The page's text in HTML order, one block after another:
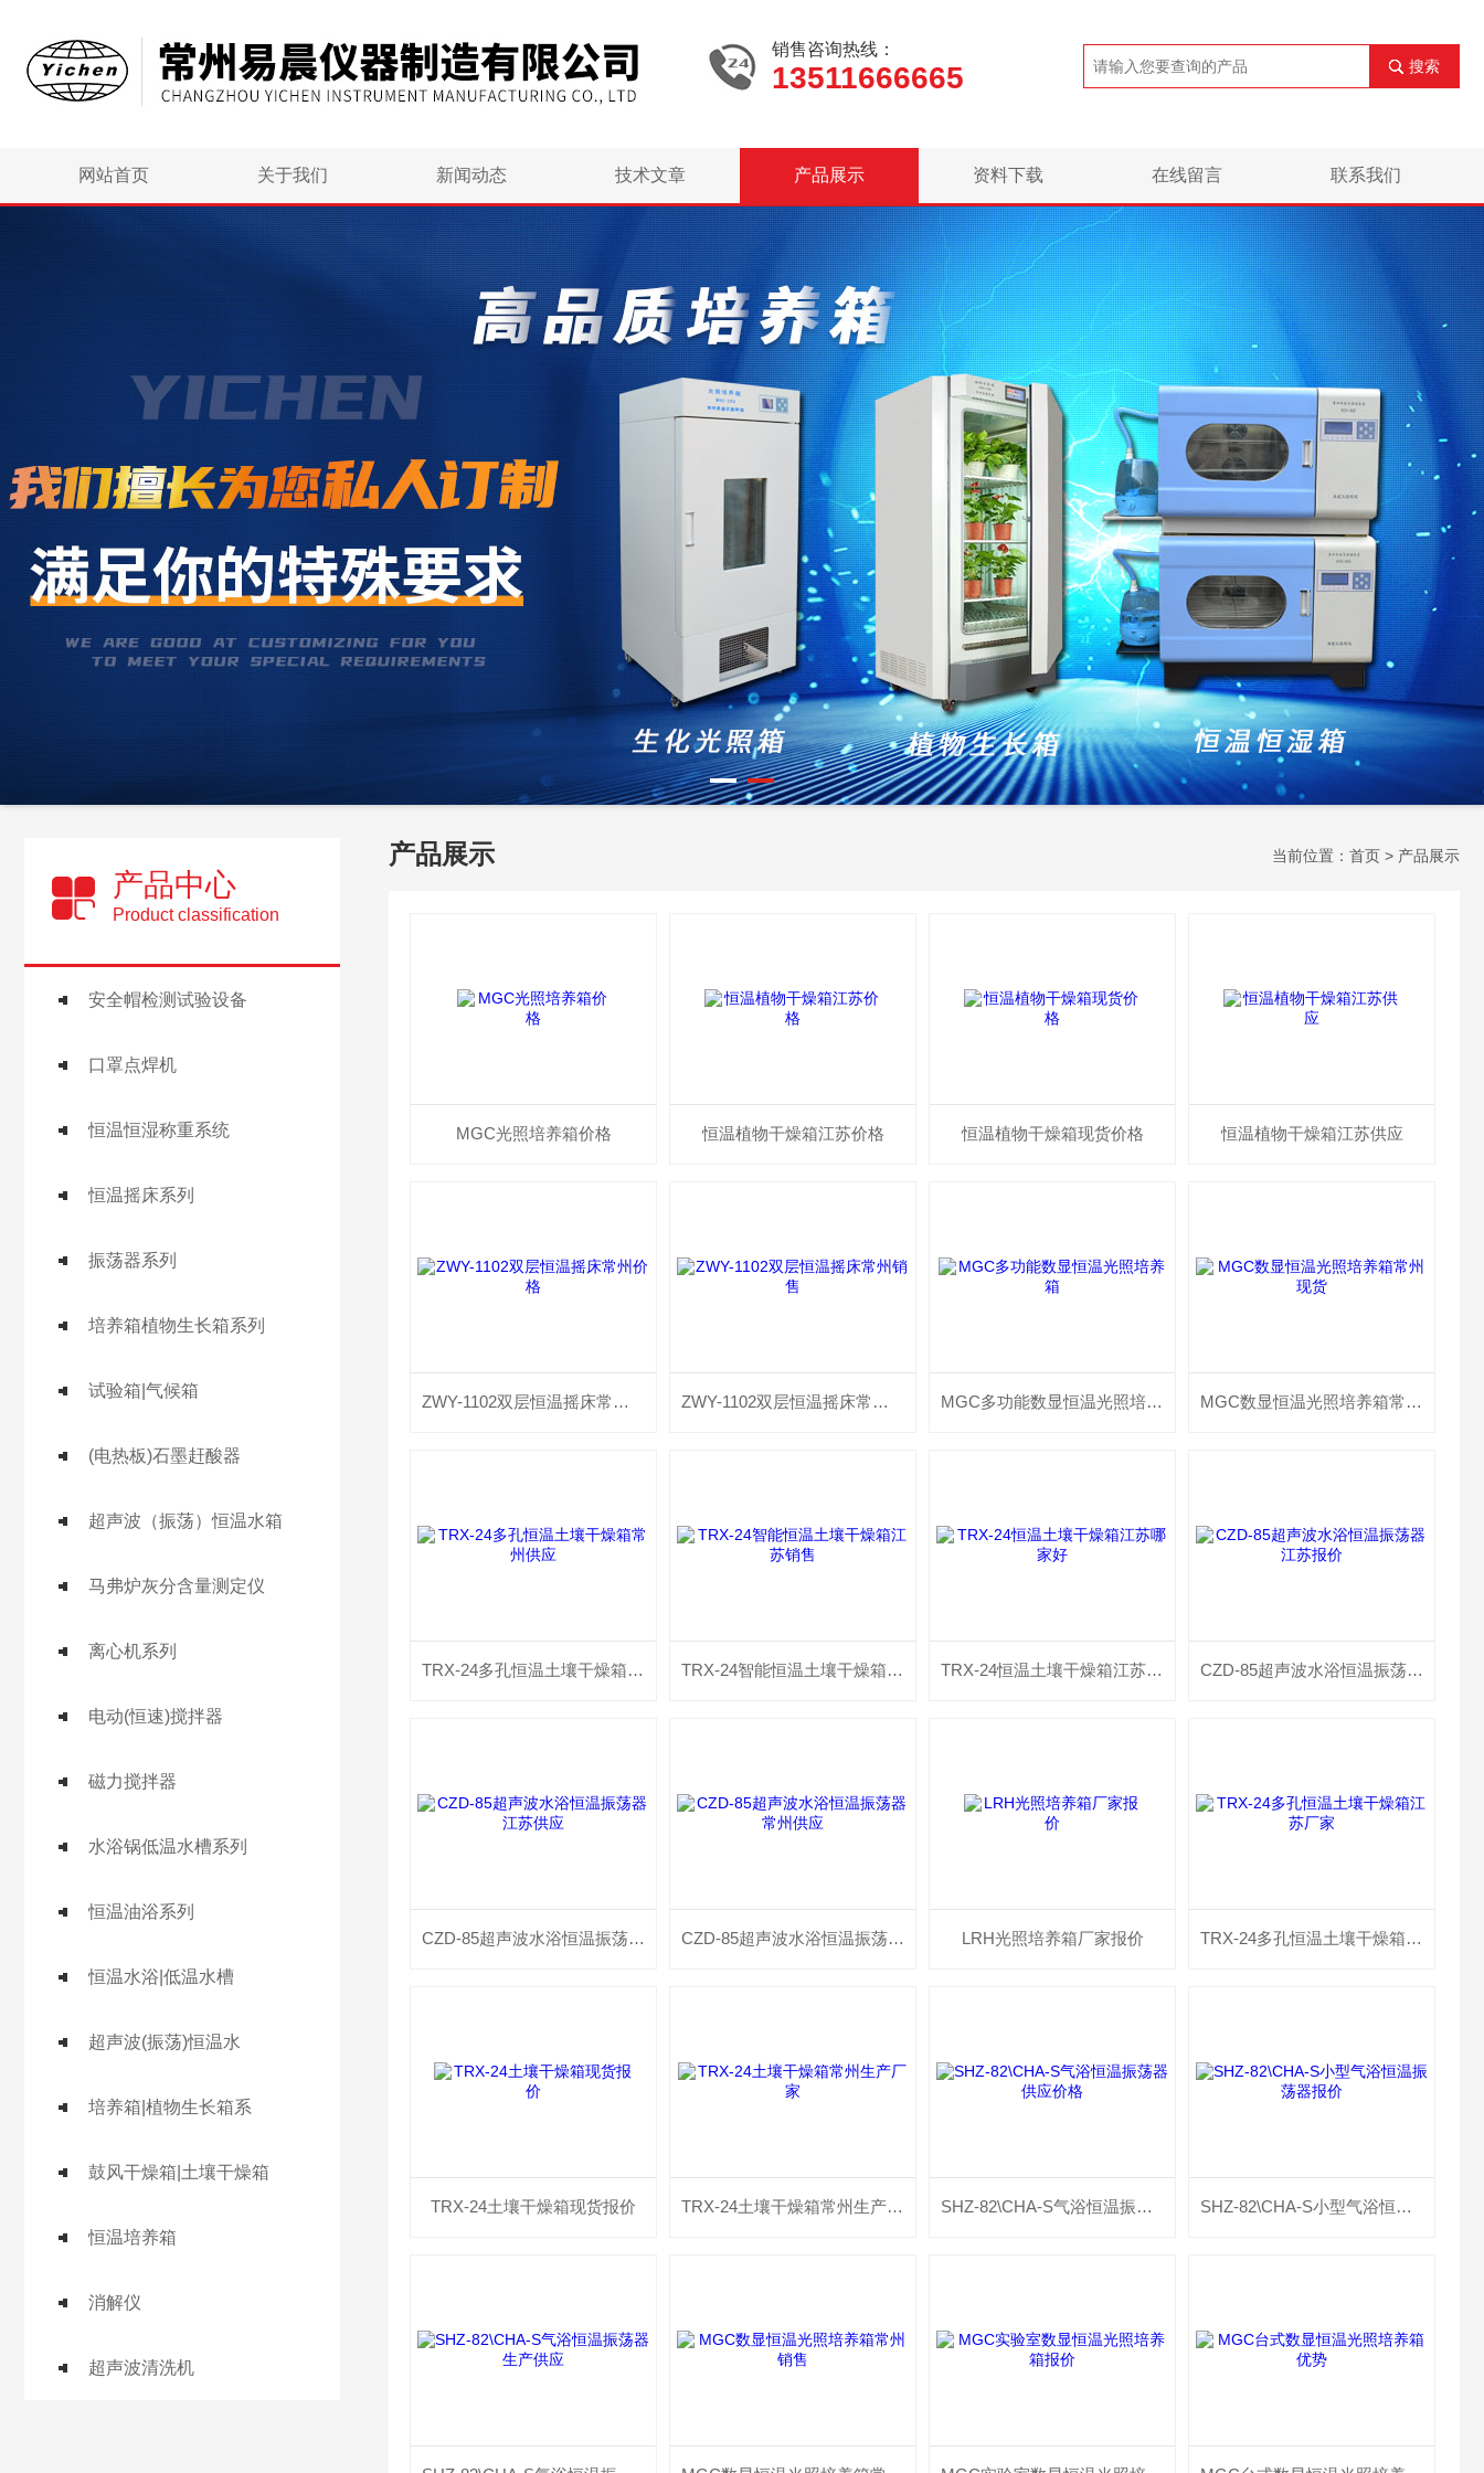
销售咨询热线：
13511666665 搜索
网站首页 关于我们 新闻动态 技术文章 产品展示 资料下载 在线留言 联系我们
产品中心
Product classification
安全帽检测试验设备
口罩点焊机
恒温恒湿称重系统
恒温摇床系列
振荡器系列
培养箱植物生长箱系列
试验箱|气候箱
(电热板)石墨赶酸器
超声波（振荡）恒温水箱
马弗炉灰分含量测定仪
离心机系列
电动(恒速)搅拌器
磁力搅拌器
水浴锅低温水槽系列
恒温油浴系列
恒温水浴|低温水槽
超声波(振荡)恒温水
培养箱|植物生长箱系
鼓风干燥箱|土壤干燥箱
恒温培养箱
消解仪
超声波清洗机
产品展示 当前位置： 首页 > 产品展示
MGC光照培养箱价格 恒温植物干燥箱江苏价格 恒温植物干燥箱现货价格 恒温植物干燥箱江苏供应
ZWY-1102双层恒温摇床常州价格 ZWY-1102双层恒温摇床常州销售 MGC多功能数显恒温光照培养箱 MGC数显恒温光照培养箱常州现货
TRX-24多孔恒温土壤干燥箱常州供应 TRX-24智能恒温土壤干燥箱江苏销售 TRX-24恒温土壤干燥箱江苏哪家好 CZD-85超声波水浴恒温振荡器江苏报价
CZD-85超声波水浴恒温振荡器江苏供应 CZD-85超声波水浴恒温振荡器常州供应 LRH光照培养箱厂家报价 TRX-24多孔恒温土壤干燥箱江苏厂家
TRX-24土壤干燥箱现货报价 TRX-24土壤干燥箱常州生产厂家 SHZ-82\CHA-S气浴恒温振荡器供应价格 SHZ-82\CHA-S小型气浴恒温振荡器报价